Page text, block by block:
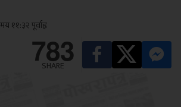
११:३२ पूर्वाह्न
783
SHARE